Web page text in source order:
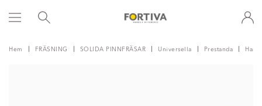
Hem FRÄSNING SOLIDA PINNFRÄSAR Universella Prestanda Harvi